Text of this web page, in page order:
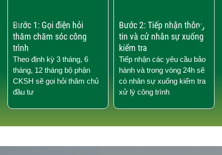
Bước 1: Gọi điện hỏi
thăm chăm sóc công
trình
Theo định kỳ 3 tháng, 6
tháng, 12 tháng bộ phận
CKSH sẽ gọi hỏi thăm chủ
đầu tư
Bước 2: Tiếp nhận thông
tin và cử nhân sự xuống
kiểm tra
Tiếp nhận các yêu cầu bảo
hành và trong vòng 24h sẽ
có nhân sự xuống kiểm tra
xử lý công trình
›
‹